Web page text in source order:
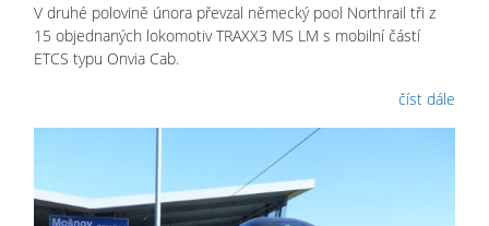
V druhé polovině února převzal německý pool Northrail tři z
15 objednaných lokomotiv TRAXX3 MS LM s mobilní částí
ETCS typu Onvia Cab.
číst dále